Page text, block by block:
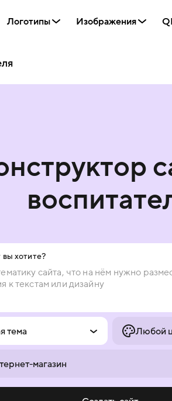
Логотипы Изображения
вы хотите?
тема Любой
магазин